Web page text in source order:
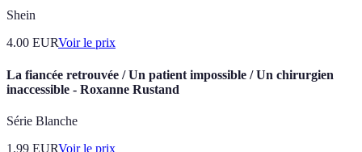
Shein
4.00 EURVoir le prix
La fiancée retrouvée / Un patient impossible / Un chirurgien
inaccessible - Roxanne Rustand
Série Blanche
1.99 EURVoir le prix